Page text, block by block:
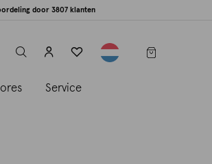
door 3807 klanten
label.header.toggle
Service